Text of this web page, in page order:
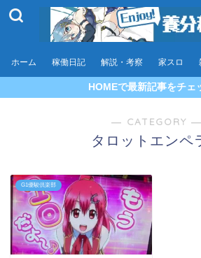
ホーム 稼働日記 解説・考察 家スロ
HOMEで最新記事をチェ
― CATEGORY ―
タロットエンペ
G1優駿倶楽部